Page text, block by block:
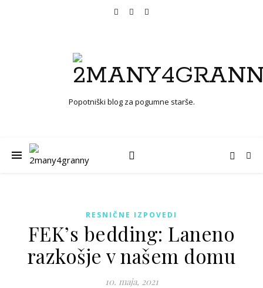
Popotniški blog za pogumne starše.
RESNIČNE IZPOVEDI
FEK’s bedding: Laneno
razkošje v našem domu
10. maja, 2021